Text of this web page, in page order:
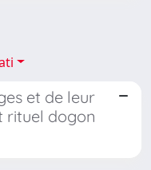
et de leur
rituel dogon